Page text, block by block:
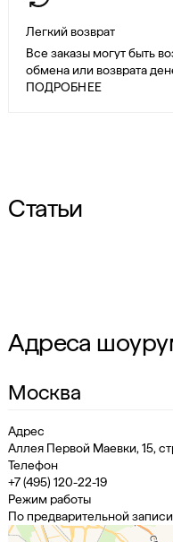
Легкий возврат
Все заказы могут быть
обмена или возврата
ПОДРОБНЕЕ
Статьи
Адреса
Москва
Адрес
Аллея Первой Маевки, 15,
Телефон
+7 (495) 120-22-19
Режим работы
По предварительной